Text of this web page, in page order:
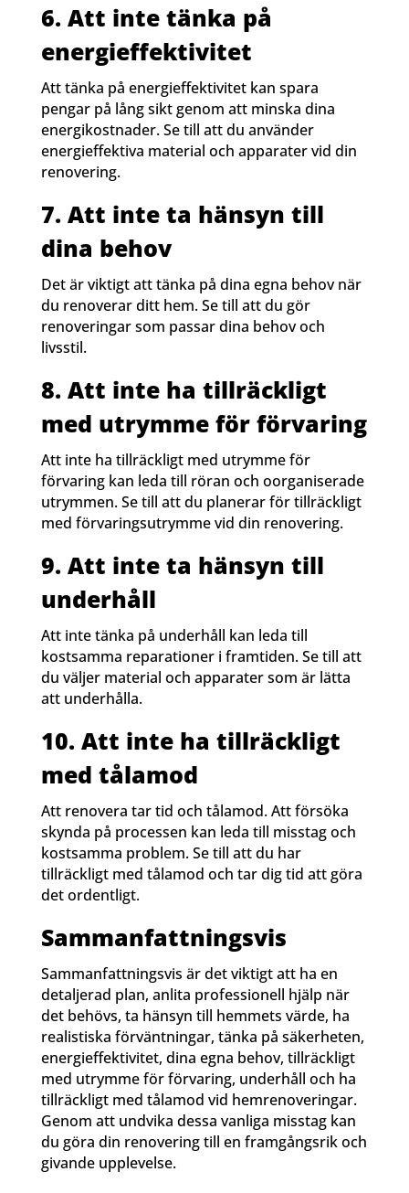
6. Att inte tänka på
energieffektivitet
Att tänka på energieffektivitet kan spara
pengar på lång sikt genom att minska dina
energikostnader. Se till att du använder
energieffektiva material och apparater vid din
renovering.
7. Att inte ta hänsyn till
dina behov
Det är viktigt att tänka på dina egna behov när
du renoverar ditt hem. Se till att du gör
renoveringar som passar dina behov och
livsstil.
8. Att inte ha tillräckligt
med utrymme för förvaring
Att inte ha tillräckligt med utrymme för
förvaring kan leda till röran och oorganiserade
utrymmen. Se till att du planerar för tillräckligt
med förvaringsutrymme vid din renovering.
9. Att inte ta hänsyn till
underhåll
Att inte tänka på underhåll kan leda till
kostsamma reparationer i framtiden. Se till att
du väljer material och apparater som är lätta
att underhålla.
10. Att inte ha tillräckligt
med tålamod
Att renovera tar tid och tålamod. Att försöka
skynda på processen kan leda till misstag och
kostsamma problem. Se till att du har
tillräckligt med tålamod och tar dig tid att göra
det ordentligt.
Sammanfattningsvis
Sammanfattningsvis är det viktigt att ha en
detaljerad plan, anlita professionell hjälp när
det behövs, ta hänsyn till hemmets värde, ha
realistiska förväntningar, tänka på säkerheten,
energieffektivitet, dina egna behov, tillräckligt
med utrymme för förvaring, underhåll och ha
tillräckligt med tålamod vid hemrenoveringar.
Genom att undvika dessa vanliga misstag kan
du göra din renovering till en framgångsrik och
givande upplevelse.